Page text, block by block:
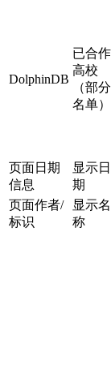
DolphinDB
已合作
高校
（部分
名单）
页面日期
信息
显示日
期
页面作者/
标识
显示名
称